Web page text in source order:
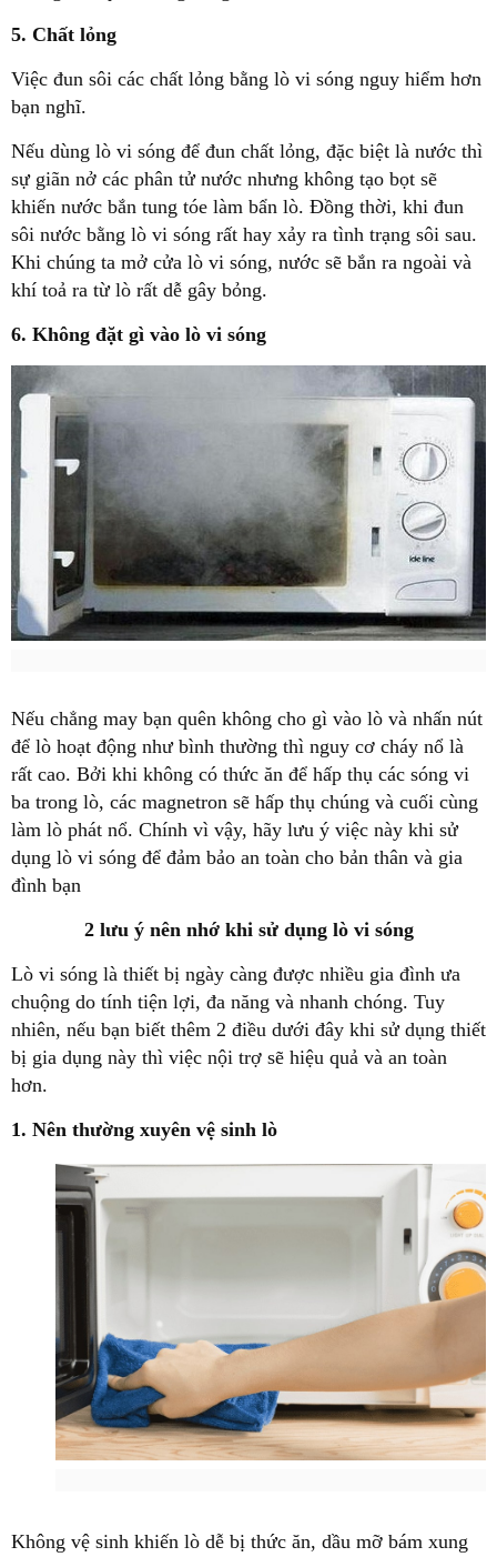
5. Chất lỏng
Việc đun sôi các chất lỏng bằng lò vi sóng nguy hiểm hơn
bạn nghĩ.
Nếu dùng lò vi sóng để đun chất lỏng, đặc biệt là nước thì
sự giãn nở các phân tử nước nhưng không tạo bọt sẽ
khiến nước bắn tung tóe làm bẩn lò. Đồng thời, khi đun
sôi nước bằng lò vi sóng rất hay xảy ra tình trạng sôi sau.
Khi chúng ta mở cửa lò vi sóng, nước sẽ bắn ra ngoài và
khí toả ra từ lò rất dễ gây bỏng.
6. Không đặt gì vào lò vi sóng
Nếu chẳng may bạn quên không cho gì vào lò và nhấn nút
để lò hoạt động như bình thường thì nguy cơ cháy nổ là
rất cao. Bởi khi không có thức ăn để hấp thụ các sóng vi
ba trong lò, các magnetron sẽ hấp thụ chúng và cuối cùng
làm lò phát nổ. Chính vì vậy, hãy lưu ý việc này khi sử
dụng lò vi sóng để đảm bảo an toàn cho bản thân và gia
đình bạn
2 lưu ý nên nhớ khi sử dụng lò vi sóng
Lò vi sóng là thiết bị ngày càng được nhiều gia đình ưa
chuộng do tính tiện lợi, đa năng và nhanh chóng. Tuy
nhiên, nếu bạn biết thêm 2 điều dưới đây khi sử dụng thiết
bị gia dụng này thì việc nội trợ sẽ hiệu quả và an toàn
hơn.
1. Nên thường xuyên vệ sinh lò
Không vệ sinh khiến lò dễ bị thức ăn, dầu mỡ bám xung